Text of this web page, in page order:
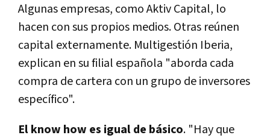
Algunas empresas, como Aktiv Capital, lo
hacen con sus propios medios. Otras reúnen
capital externamente. Multigestión Iberia,
explican en su filial española "aborda cada
compra de cartera con un grupo de inversores
especí­fico".
El know how es igual de básico. "Hay que